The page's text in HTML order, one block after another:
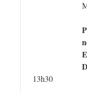
13h30